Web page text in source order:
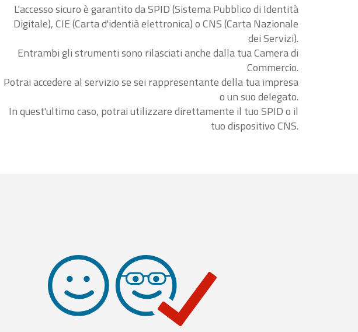
L'accesso sicuro è garantito da SPID (Sistema Pubblico di Identità
Digitale), CIE (Carta d'identià elettronica) o CNS (Carta Nazionale
dei Servizi).
Entrambi gli strumenti sono rilasciati anche dalla tua Camera di
Commercio.
Potrai accedere al servizio se sei rappresentante della tua impresa
o un suo delegato.
In quest'ultimo caso, potrai utilizzare direttamente il tuo SPID o il
tuo dispositivo CNS.